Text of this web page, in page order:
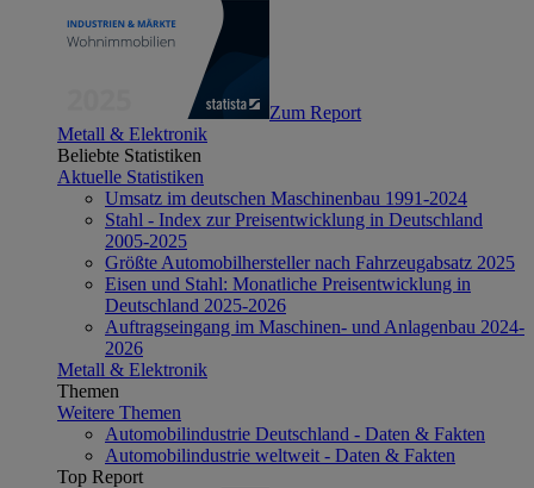
Zum Report
Metall & Elektronik
Beliebte Statistiken
Aktuelle Statistiken
Umsatz im deutschen Maschinenbau 1991-2024
Stahl - Index zur Preisentwicklung in Deutschland
2005-2025
Größte Automobilhersteller nach Fahrzeugabsatz 2025
Eisen und Stahl: Monatliche Preisentwicklung in
Deutschland 2025-2026
Auftragseingang im Maschinen- und Anlagenbau 2024-
2026
Metall & Elektronik
Themen
Weitere Themen
Automobilindustrie Deutschland - Daten & Fakten
Automobilindustrie weltweit - Daten & Fakten
Top Report